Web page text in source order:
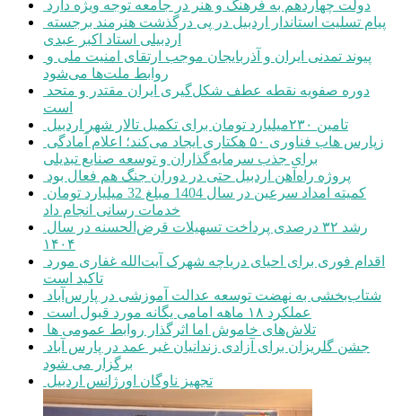
دولت چهاردهم به فرهنگ و هنر در جامعه توجه ویژه دارد
اردبیلی استاد اکبر عبدی
روابط ملت‌ها می‌شود
است
تامین ۲۳۰میلیارد تومان برای تکمیل تالار شهر اردبیل
برای جذب سرمایه‌گذاران و توسعه صنایع تبدیلی
پروژه راه‌آهن اردبیل حتی در دوران جنگ هم فعال بود
خدمات رسانی انجام داد
۱۴۰۴
تاکید است
شتاب‌بخشی به نهضت توسعه عدالت آموزشی در پارس‌آباد
عملکرد ۱۸ ماهه امامی یگانه مورد قبول است
تلاش‌های خاموش اما اثرگذار روابط عمومی ها
برگزار می شود
تجهیز ناوگان اورژانس اردبیل